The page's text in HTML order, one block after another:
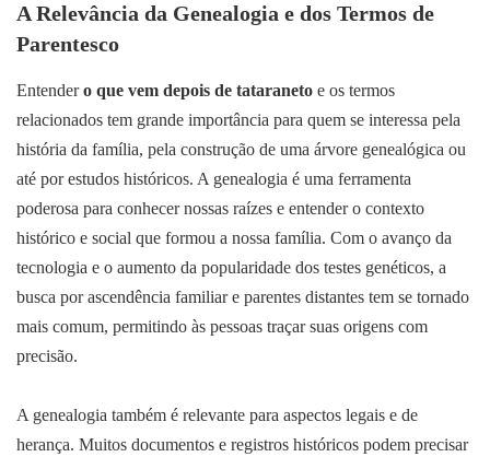
A Relevância da Genealogia e dos Termos de
Parentesco
Entendero que vem depois de tataraneto e os termos
relacionados tem grande importância para quem se interessa pela
história da família, pela construção de uma árvore genealógica ou
até por estudos históricos. A genealogia é uma ferramenta
poderosa para conhecer nossas raízes e entender o contexto
histórico e social que formou a nossa família. Com o avanço da
tecnologia e o aumento da popularidade dos testes genéticos, a
busca por ascendência familiar e parentes distantes tem se tornado
mais comum, permitindo às pessoas traçar suas origens com
precisão.
A genealogia também é relevante para aspectos legais e de
herança. Muitos documentos e registros históricos podem precisar